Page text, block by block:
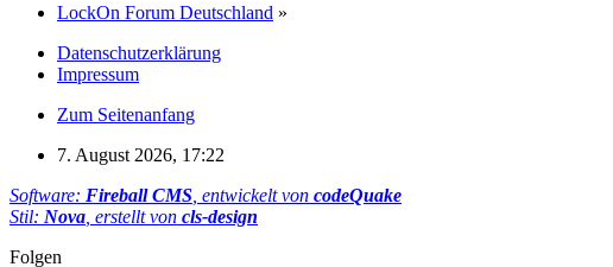
LockOn Forum Deutschland »
Datenschutzerklärung
Impressum
Zum Seitenanfang
7. August 2026, 17:22
Software: Fireball CMS , entwickelt von codeQuake
Stil: Nova , erstellt von cls-design
Folgen